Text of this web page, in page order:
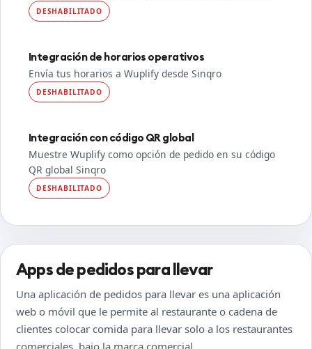
DESHABILITADO
Integración de horarios operativos
Envía tus horarios a Wuplify desde Sinqro
DESHABILITADO
Integración con código QR global
Muestre Wuplify como opción de pedido en su código
QR global Sinqro
DESHABILITADO
Apps de pedidos para llevar
Una aplicación de pedidos para llevar es una aplicación
web o móvil que le permite al restaurante o cadena de
clientes colocar comida para llevar solo a los restaurantes
comerciales, bajo la marca comercial.